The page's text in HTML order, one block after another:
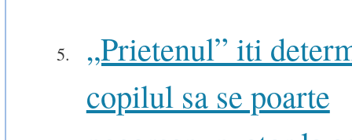
„Prietenul” iti
copilul sa se poarte